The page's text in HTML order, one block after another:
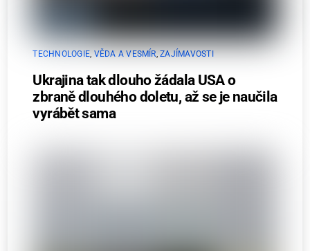
TECHNOLOGIE VĚDA A VESMÍR ,ZAJÍMAVOSTI
Ukrajina tak dlouho žádala USA o
zbraně dlouhého doletu, až se je naučila
vyrábět sama